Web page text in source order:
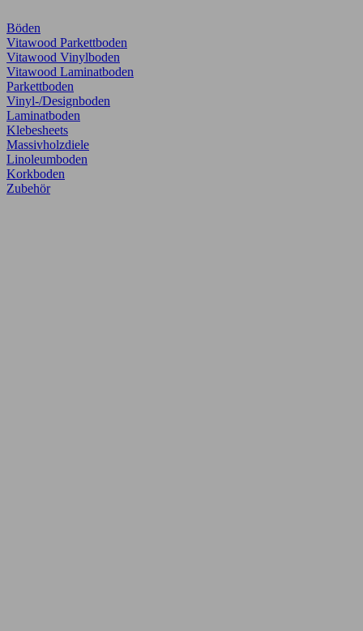
Böden
Vitawood Parkettboden
Vitawood Vinylboden
Vitawood Laminatboden
Parkettboden
Vinyl-/Designboden
Laminatboden
Klebesheets
Massivholzdiele
Linoleumboden
Korkboden
Zubehör